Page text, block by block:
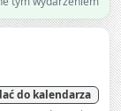
do kalendarza